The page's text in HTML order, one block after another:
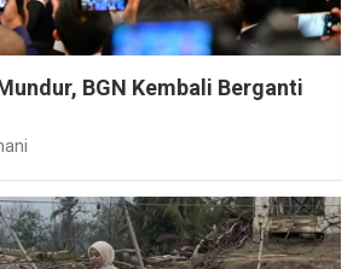
BGN Kembali Berganti